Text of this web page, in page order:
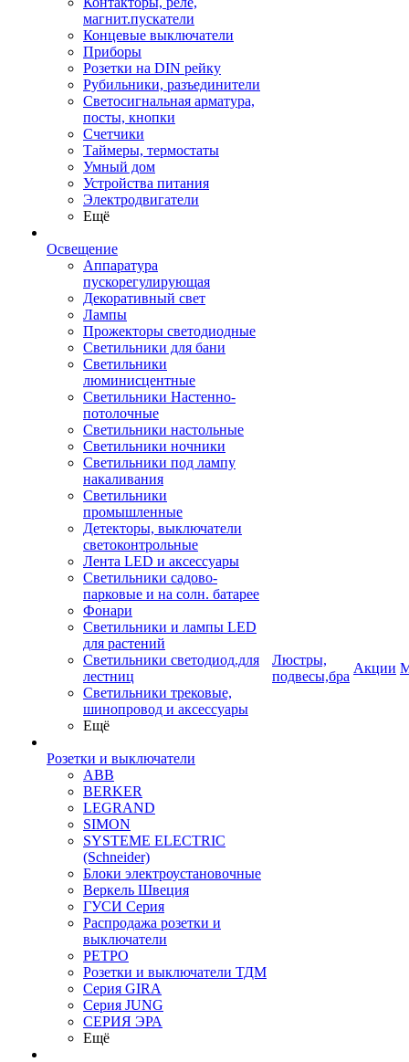
магнит.пускатели
Концевые выключатели
Приборы
Розетки на DIN рейку
Рубильники, разъединители
Светосигнальная арматура,
посты, кнопки
Счетчики
Таймеры, термостаты
Умный дом
Устройства питания
Электродвигатели
Ещё
Освещение
Аппаратура
пускорегулирующая
Декоративный свет
Лампы
Прожекторы светодиодные
Светильники для бани
Светильники
люминисцентные
Светильники Настенно-
потолочные
Светильники настольные
Светильники ночники
Светильники под лампу
накаливания
Светильники
промышленные
Детекторы, выключатели
светоконтрольные
Лента LED и аксессуары
Светильники садово-
парковые и на солн. батарее
Фонари
Светильники и лампы LED
для растений
Светильники светодиод.для
лестниц
Светильники трековые,
шинопровод и аксессуары
Ещё
Розетки и выключатели
ABB
BERKER
LEGRAND
SIMON
SYSTEME ELECTRIC
(Schneider)
Блоки электроустановочные
Веркель Швеция
ГУСИ Серия
Распродажа розетки и
выключатели
РЕТРО
Розетки и выключатели ТДМ
Серия GIRA
Серия JUNG
СЕРИЯ ЭРА
Ещё
Люстры,
подвесы,бра
Акции